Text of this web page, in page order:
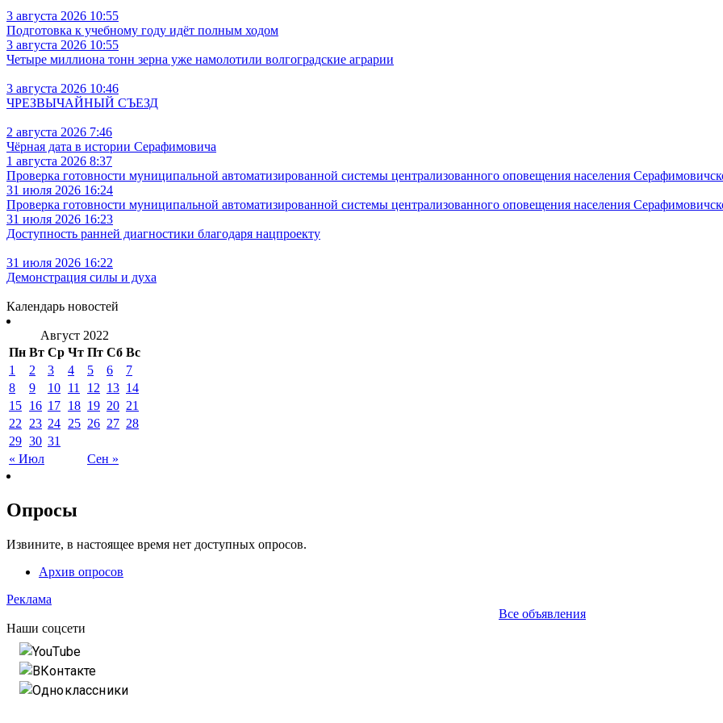
3 августа 2026 10:55
Подготовка к учебному году идёт полным ходом
3 августа 2026 10:55
Четыре миллиона тонн зерна уже намолотили волгоградские аграрии
3 августа 2026 10:46
ЧРЕЗВЫЧАЙНЫЙ СЪЕЗД
2 августа 2026 7:46
Чёрная дата в истории Серафимовича
1 августа 2026 8:37
Проверка готовности муниципальной автоматизированной системы централизованного оповещения населения
31 июля 2026 16:24
Проверка готовности муниципальной автоматизированной системы централизованного оповещения населения
31 июля 2026 16:23
Доступность ранней диагностики благодаря нацпроекту
31 июля 2026 16:22
Демонстрация силы и духа
Календарь новостей
Август 2022
Пн Вт Ср Чт Пт Сб Вс
« Июл Сен »
1 2 3 4 5 6
7
8
9 10 11 12 13 14
15 16 17 18 19 20 21
22
23 24 25 26 27 28
29 30 31
Опросы
Извините, в настоящее время нет доступных опросов.
Архив опросов
Реклама
Все объявления
Наши соцсети
YouTube
ВКонтакте
Одноклассники